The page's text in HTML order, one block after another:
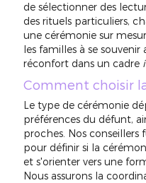
de sélectionner des
des rituels particuliers,
une cérémonie sur
les familles à se
réconfort dans un cadre
Comment choisir
Le type de cérémonie
préférences du défunt,
proches. Nos
pour définir si la
et s'orienter vers une
Nous assurons la